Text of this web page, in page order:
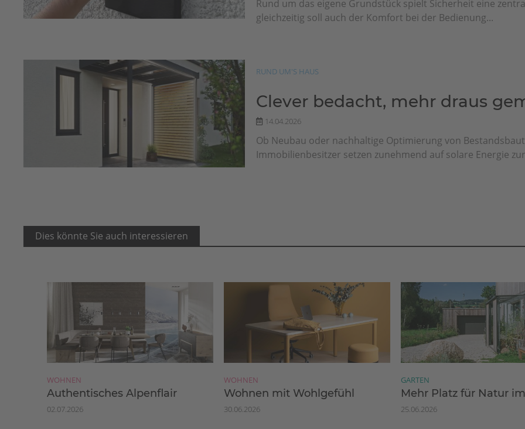
Rund um das eigene Grundstück spielt Sicherheit eine
gleichzeitig soll auch der Komfort bei der Bedienung...
RUND UM'S HAUS
Clever bedacht, mehr draus
14.04.2026
Ob Neubau oder nachhaltige Optimierung von
Immobilienbesitzer setzen zunehmend auf solare Energie
Dies könnte Sie auch interessieren
WOHNEN
Authentisches Alpenflair
02.07.2026
WOHNEN
Wohnen mit Wohlgefühl
30.06.2026
GARTEN
Mehr Platz für Natur
25.06.2026